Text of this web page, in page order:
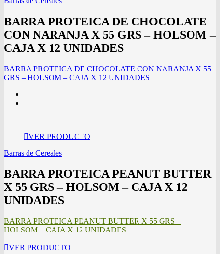
BARRA PROTEICA DE CHOCOLATE
CON NARANJA X 55 GRS – HOLSOM –
CAJA X 12 UNIDADES
BARRA PROTEICA DE CHOCOLATE CON NARANJA X 55
GRS – HOLSOM – CAJA X 12 UNIDADES
VER PRODUCTO
Barras de Cereales
BARRA PROTEICA PEANUT BUTTER
X 55 GRS – HOLSOM – CAJA X 12
UNIDADES
BARRA PROTEICA PEANUT BUTTER X 55 GRS –
HOLSOM – CAJA X 12 UNIDADES
VER PRODUCTO